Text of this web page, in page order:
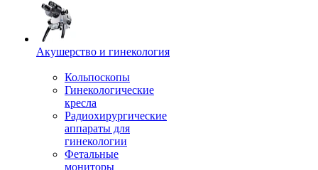
Акушерство и гинекология
Кольпоскопы
Гинекологические
кресла
Радиохирургические
аппараты для
гинекологии
Фетальные
мониторы